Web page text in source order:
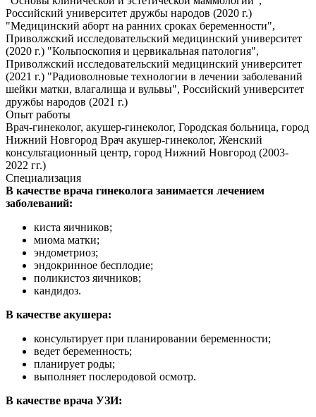
Российский университет дружбы народов (2020 г.)
"Медицинский аборт на ранних сроках беременности",
Приволжский исследовательский медицинский университет
(2020 г.) "Кольпоскопия и цервикальная патология",
Приволжский исследовательский медицинский университет
(2021 г.) "Радиоволновые технологии в лечении заболеваний
шейки матки, влагалища и вульвы", Российский университет
дружбы народов (2021 г.)
Опыт работы
Врач-гинеколог, акушер-гинеколог, Городская больница, город
Нижний Новгород Врач акушер-гинеколог, Женский
консультационный центр, город Нижний Новгород (2003-
2022 гг.)
Специализация
В качестве врача гинеколога занимается лечением
заболеваний:
киста яичников;
миома матки;
эндометриоз;
эндокринное бесплодие;
поликистоз яичников;
кандидоз.
В качестве акушера:
консультирует при планировании беременности;
ведет беременность;
планирует роды;
выполняет послеродовой осмотр.
В качестве врача УЗИ: